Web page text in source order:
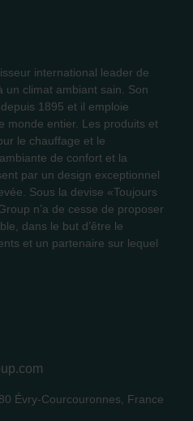
international leader de
un climat ambiant sain. Son
1895 et il emploie
monde entier. Les produits et
le chauffage et le
de confort et la
par un design exceptionnel
Sous la devise «Toujours
n’a de cesse de proposer
dans le but d’être le
et un partenaire sur lequel
Évry-Courcouronnes, France